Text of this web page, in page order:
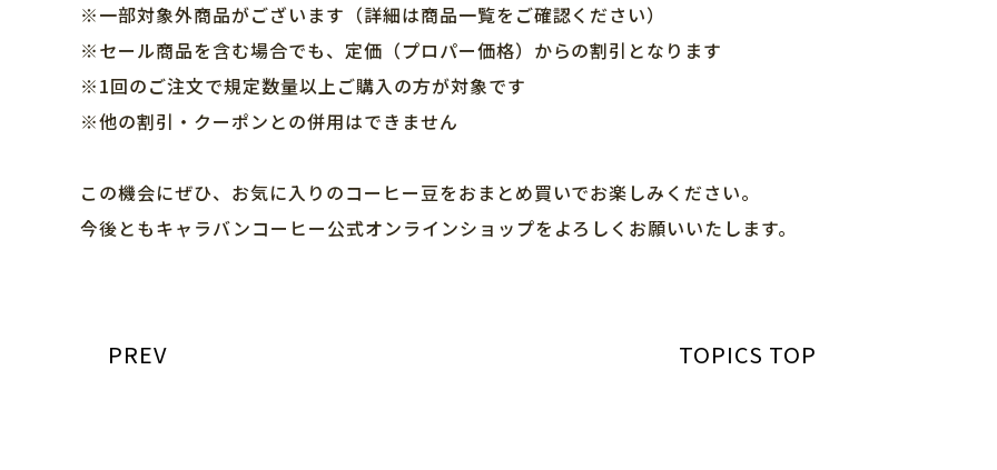
※一部対象外商品がございます（詳細は商品一覧をご確認ください）
※セール商品を含む場合でも、定価（プロパー価格）からの割引となります
※1回のご注文で規定数量以上ご購入の方が対象です
※他の割引・クーポンとの併用はできません
この機会にぜひ、お気に入りのコーヒー豆をおまとめ買いでお楽しみください。
今後ともキャラバンコーヒー公式オンラインショップをよろしくお願いいたします。
TOPICS TOP
PREV